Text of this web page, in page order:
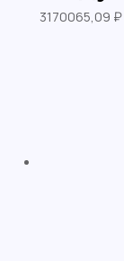
3170065,09 ₽